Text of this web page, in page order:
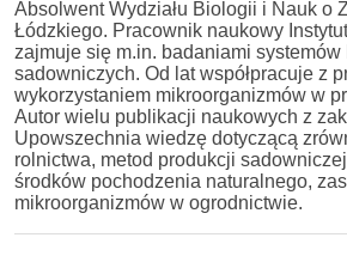
Absolwent Wydziału Biologii i Nauk o
Łódzkiego. Pracownik naukowy
zajmuje się m.in. badaniami
sadowniczych. Od lat współpracuje z
wykorzystaniem mikroorganizmów w
Autor wielu publikacji naukowych z
Upowszechnia wiedzę dotyczącą
rolnictwa, metod produkcji
środków pochodzenia naturalnego,
mikroorganizmów w ogrodnictwie.